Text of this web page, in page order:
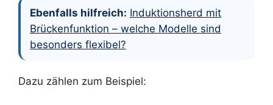
Ebenfalls hilfreich: Induktionsherd mit
Brückenfunktion – welche Modelle sind
besonders flexibel?
Dazu zählen zum Beispiel: